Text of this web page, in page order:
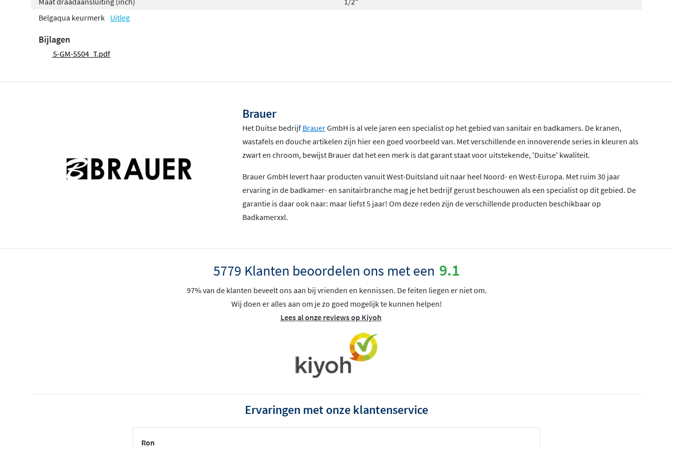
Belgaqua keurmerk Uitleg
Bijlagen
5-GM-5504_T.pdf
Brauer
Het Duitse bedrijf BrauerGmbH is al vele jaren een specialist op het gebied van sanitair en badkamers. De kranen,
wastafels en douche artikelen zijn hier een goed voorbeeld van. Met verschillende en innoverende series in kleuren als
zwart en chroom, bewijst Brauer dat het een merk is dat garant staat voor uitstekende, 'Duitse' kwaliteit.
Brauer GmbH levert haar producten vanuit West-Duitsland uit naar heel Noord- en West-Europa. Met ruim 30 jaar
ervaring in de badkamer- en sanitairbranche mag je het bedrijf gerust beschouwen als een specialist op dit gebied. De
garantie is daar ook naar: maar liefst 5 jaar! Om deze reden zijn de verschillende producten beschikbaar op
Badkamerxxl.
5779 Klanten beoordelen ons met een 9.1
97% van de klanten beveelt ons aan bij vrienden en kennissen. De feiten liegen er niet om.
Wij doen er alles aan om je zo goed mogelijk te kunnen helpen!
Lees al onze reviews op Kiyoh
Ervaringen met onze klantenservice
Ron